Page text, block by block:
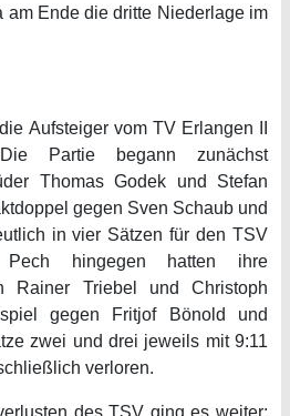
am Ende die dritte Niederlage im
Aufsteiger vom TV Erlangen II
Partie begann zunächst
Thomas Godek und Stefan
gegen Sven Schaub und
in vier Sätzen für den TSV
Pech hingegen hatten ihre
Rainer Triebel und Christoph
gegen Fritjof Bönold und
zwei und drei jeweils mit 9:11
verloren.
des TSV ging es weiter: